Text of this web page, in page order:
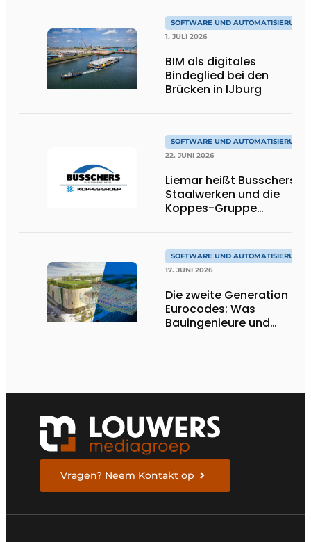
SOFTWARE UND AUTOMATISIERUNG
1. JULI 2026
BIM als digitales
Bindeglied bei den
Brücken in IJburg
SOFTWARE UND AUTOMATISIERUNG
22. JUNI 2026
Liemar heißt Busschers
Staalwerken und die
Koppes-Gruppe
SOFTWARE UND AUTOMATISIERUNG
17. JUNI 2026
Die zweite Generation der
Eurocodes: Was
Bauingenieure und
Vragen? Neem Kontakt op